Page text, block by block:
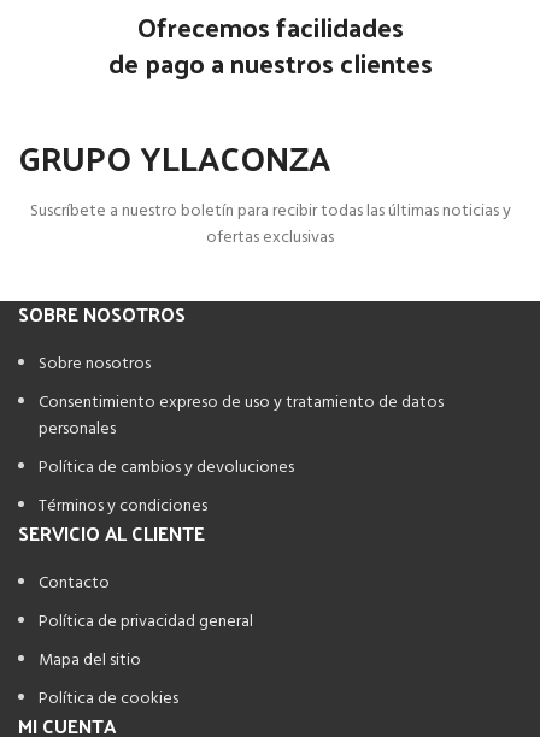
Ofrecemos facilidades
de pago a nuestros clientes
GRUPO YLLACONZA
Suscríbete a nuestro boletín para recibir todas las últimas noticias y
ofertas exclusivas
SOBRE NOSOTROS
Sobre nosotros
Consentimiento expreso de uso y tratamiento de datos
personales
Política de cambios y devoluciones
Términos y condiciones
SERVICIO AL CLIENTE
Contacto
Política de privacidad general
Mapa del sitio
Política de cookies
MI CUENTA